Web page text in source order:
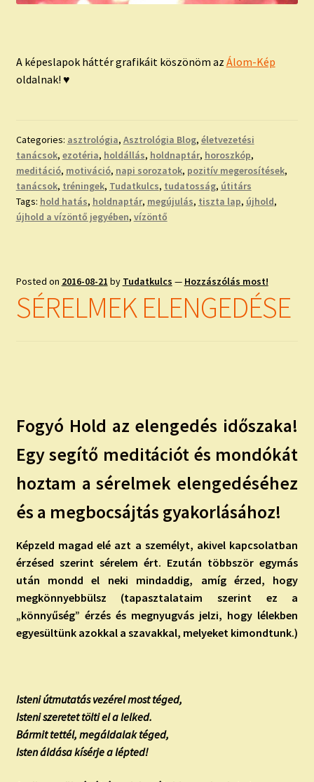
A képeslapok háttér grafikáit köszönöm az Álom-Kép
oldalnak! ♥
Categories: asztrológia, Asztrológia Blog, életvezetési
tanácsok, ezotéria, holdállás, holdnaptár, horoszkóp,
meditáció, motiváció, napi sorozatok, pozitív megerosítések,
tanácsok, tréningek, Tudatkulcs, tudatosság, útitárs
Tags: hold hatás, holdnaptár, megújulás, tiszta lap, újhold,
újhold a vízöntő jegyében, vízöntő
Posted on 2016-08-21 by Tudatkulcs — Hozzászólás most!
SÉRELMEK ELENGEDÉSE
Fogyó Hold az elengedés időszaka!
Egy segítő meditációt és mondókát
hoztam a sérelmek elengedéséhez
és a megbocsájtás gyakorlásához!
Képzeld magad elé azt a személyt, akivel kapcsolatban
érzésed szerint sérelem ért. Ezután többször egymás
után mondd el neki mindaddig, amíg érzed, hogy
megkönnyebbülsz (tapasztalataim szerint ez a
„könnyűség” érzés és megnyugvás jelzi, hogy lélekben
egyesültünk azokkal a szavakkal, melyeket kimondtunk.)
Isteni útmutatás vezérel most téged,
Isteni szeretet tölti el a lelked.
Bármit tettél, megáldalak téged,
Isten áldása kísérje a lépted!